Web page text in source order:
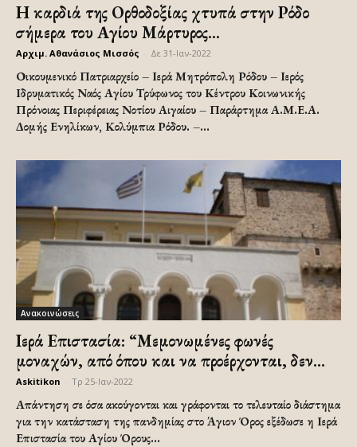
Η καρδιά της Ορθοδοξίας χτυπά στην Ρόδο
σήμερα του Αγίου Μάρτυρος...
Αρχιμ. Αθανάσιος Μισσός Δε 31-Ιαν-2022
Οικουμενικό Πατριαρχείο – Ιερά Μητρόπολη Ρόδου – Ιερός
Ιδρυματικός Ναός Αγίου Τρύφωνος του Κέντρου Κοινωνικής
Πρόνοιας Περιφέρειας Νοτίου Αιγαίου – Παράρτημα Α.Μ.Ε.Α.
Δομής Ενηλίκων, Κολύμπια Ρόδου. –...
Ανακοινώσεις
Ιερά Επιστασία: “Μεμονωμένες φωνές
μοναχών, από όπου και να προέρχονται, δεν...
Askitikon Τρ 25-Ιαν-2022
Απάντηση σε όσα ακούγονται και γράφονται το τελευταίο διάστημα
για την κατάσταση της πανδημίας στο Άγιον Όρος εξέδωσε η Ιερά
Επιστασία του Αγίου Όρους...